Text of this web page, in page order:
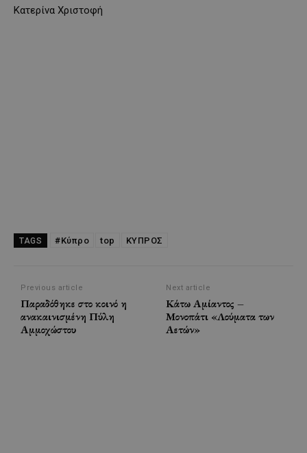
Κατερίνα Χριστοφή
TAGS #Κύπρο top ΚΥΠΡΟΣ
Previous article
Παραδόθηκε στο κοινό η
ανακαινισμένη Πύλη
Αμμοχώστου
Next article
Κάτω Αμίαντος –
Μονοπάτι «Λούματα των
Αετών»